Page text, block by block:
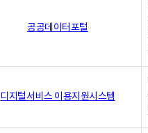
공공데이터포털
디지털서비스 이용지원시스템